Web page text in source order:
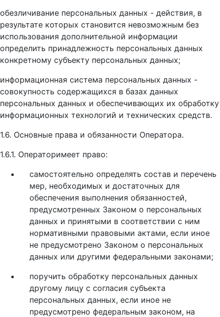
обезличивание персональных данных - действия, в
результате которых становится невозможным без
использования дополнительной информации
определить принадлежность персональных данных
конкретному субъекту персональных данных;
информационная система персональных данных -
совокупность содержащихся в базах данных
персональных данных и обеспечивающих их обработку
информационных технологий и технических средств.
1.6. Основные права и обязанности Оператора.
1.6.1. Операторимеет право:
самостоятельно определять состав и перечень
мер, необходимых и достаточных для
обеспечения выполнения обязанностей,
предусмотренных Законом о персональных
данных и принятыми в соответствии с ним
нормативными правовыми актами, если иное
не предусмотрено Законом о персональных
данных или другими федеральными законами;
поручить обработку персональных данных
другому лицу с согласия субъекта
персональных данных, если иное не
предусмотрено федеральным законом, на